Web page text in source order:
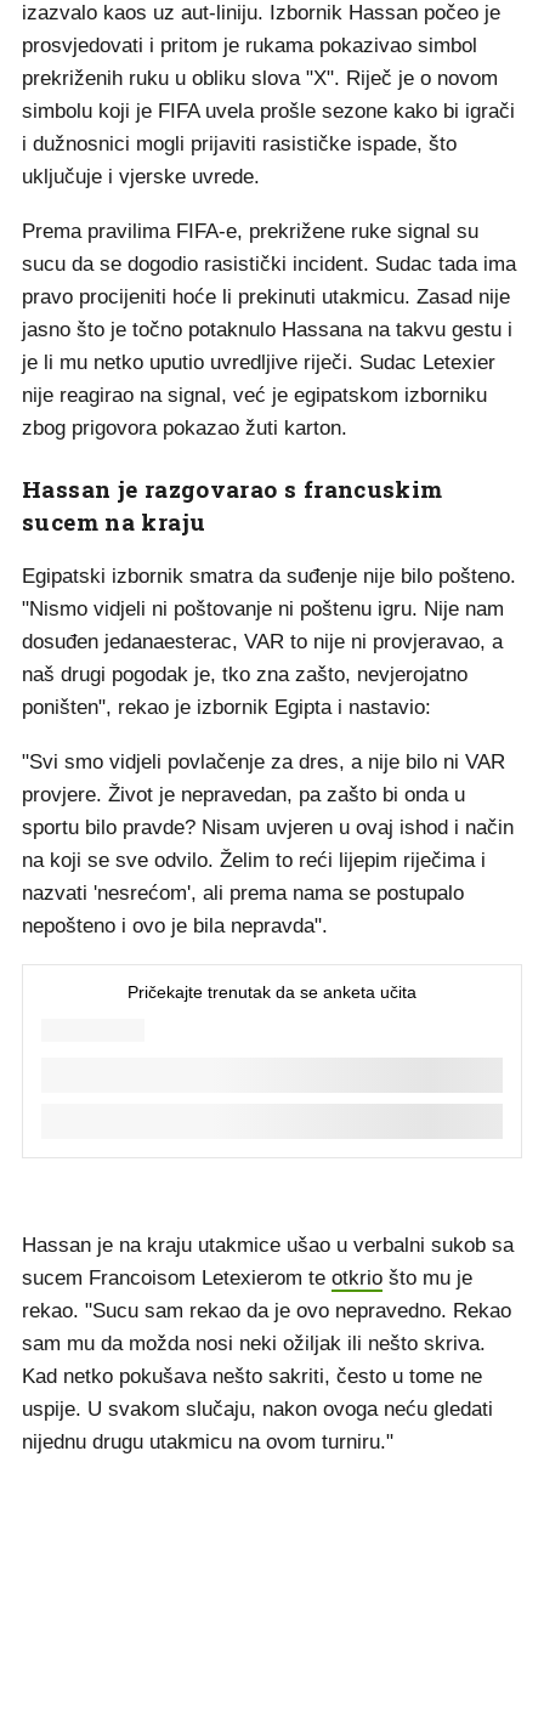
izazvalo kaos uz aut-liniju. Izbornik Hassan počeo je
prosvjedovati i pritom je rukama pokazivao simbol
prekriženih ruku u obliku slova "X". Riječ je o novom
simbolu koji je FIFA uvela prošle sezone kako bi igrači
i dužnosnici mogli prijaviti rasističke ispade, što
uključuje i vjerske uvrede.
Prema pravilima FIFA-e, prekrižene ruke signal su
sucu da se dogodio rasistički incident. Sudac tada ima
pravo procijeniti hoće li prekinuti utakmicu. Zasad nije
jasno što je točno potaknulo Hassana na takvu gestu i
je li mu netko uputio uvredljive riječi. Sudac Letexier
nije reagirao na signal, već je egipatskom izborniku
zbog prigovora pokazao žuti karton.
Hassan je razgovarao s francuskim
sucem na kraju
Egipatski izbornik smatra da suđenje nije bilo pošteno.
"Nismo vidjeli ni poštovanje ni poštenu igru. Nije nam
dosuđen jedanaesterac, VAR to nije ni provjeravao, a
naš drugi pogodak je, tko zna zašto, nevjerojatno
poništen", rekao je izbornik Egipta i nastavio:
"Svi smo vidjeli povlačenje za dres, a nije bilo ni VAR
provjere. Život je nepravedan, pa zašto bi onda u
sportu bilo pravde? Nisam uvjeren u ovaj ishod i način
na koji se sve odvilo. Želim to reći lijepim riječima i
nazvati 'nesrećom', ali prema nama se postupalo
nepošteno i ovo je bila nepravda".
Hassan je na kraju utakmice ušao u verbalni sukob sa
sucem Francoisom Letexierom te otkrio što mu je
rekao. "Sucu sam rekao da je ovo nepravedno. Rekao
sam mu da možda nosi neki ožiljak ili nešto skriva.
Kad netko pokušava nešto sakriti, često u tome ne
uspije. U svakom slučaju, nakon ovoga neću gledati
nijednu drugu utakmicu na ovom turniru."